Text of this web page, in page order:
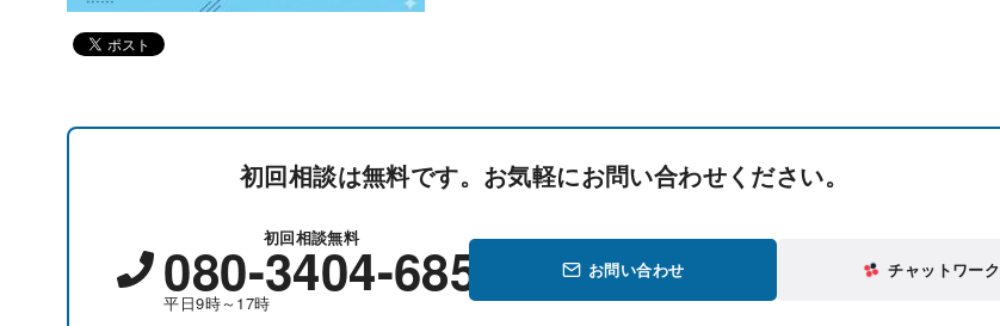
初回相談は無料です。お気軽にお問い合わせください。
初回相談無料
080-3404-6857
平日9時～17時
お問い合わせ チャットワーク